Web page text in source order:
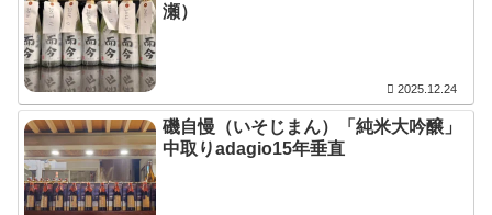
瀬）
2025.12.24
磯自慢（いそじまん）「純米大吟醸」
中取りadagio15年垂直